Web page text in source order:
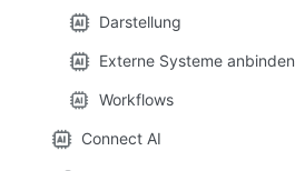
Darstellung
Externe Systeme anbinden
Workflows
Connect AI